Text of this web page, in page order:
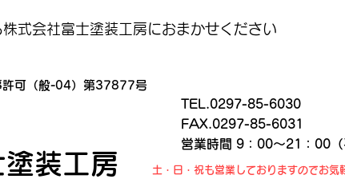
式会社富士塗装工房におまかせください
可（般-04）第37877号
塗装工房
TEL.0297-85-6030
FAX.0297-85-6031
営業時間 9：00～21：00（
土・日・祝も営業しておりますのでお気